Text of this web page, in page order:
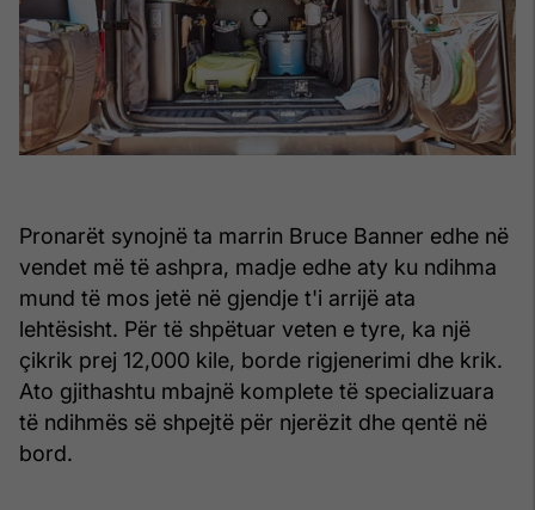
Pronarët synojnë ta marrin Bruce Banner edhe në
vendet më të ashpra, madje edhe aty ku ndihma
mund të mos jetë në gjendje t'i arrijë ata
lehtësisht. Për të shpëtuar veten e tyre, ka një
çikrik prej 12,000 kile, borde rigjenerimi dhe krik.
Ato gjithashtu mbajnë komplete të specializuara
të ndihmës së shpejtë për njerëzit dhe qentë në
bord.